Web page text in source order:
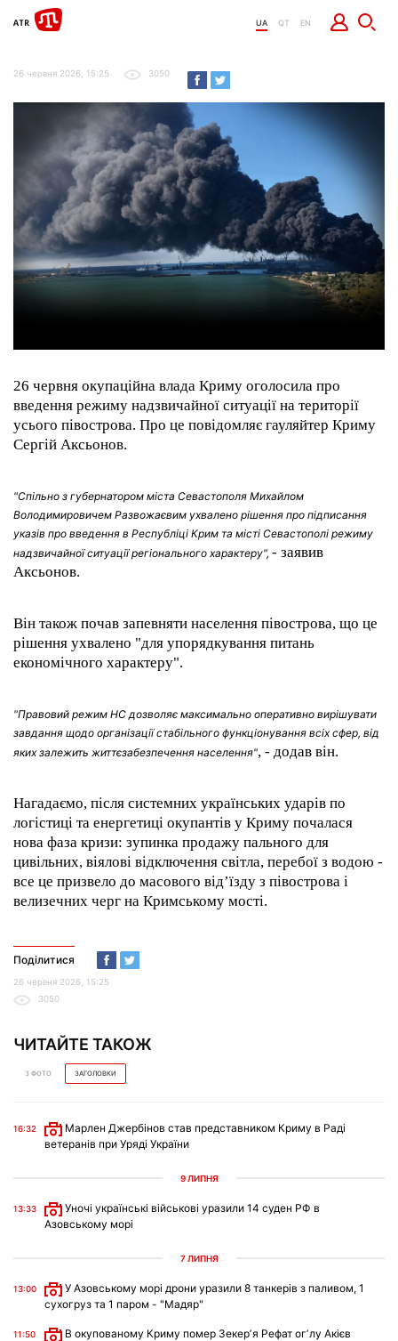
UA QT EN
26 червня 2026, 15:25 3050
26 червня окупаційна влада Криму оголосила про
введення режиму надзвичайної ситуації на території
усього півострова. Про це повідомляє гауляйтер Криму
Сергій Аксьонов.
"Спільно з губернатором міста Севастополя Михайлом
Володимировичем Развожаєвим ухвалено рішення про підписання
указів про введення в Республіці Крим та місті Севастополі режиму
надзвичайної ситуації регіонального характеру", - заявив
Аксьонов.
Він також почав запевняти населення півострова, що це
рішення ухвалено "для упорядкування питань
економічного характеру".
"Правовий режим НС дозволяє максимально оперативно вирішувати
завдання щодо організації стабільного функціонування всіх сфер, від
яких залежить життєзабезпечення населення", - додав він.
Нагадаємо, після системних українських ударів по
логістиці та енергетиці окупантів у Криму почалася
нова фаза кризи: зупинка продажу пального для
цивільних, віялові відключення світла, перебої з водою -
все це призвело до масового від’їзду з півострова і
велизечних черг на Кримському мості.
Поділитися
26 червня 2026, 15:25
3050
ЧИТАЙТЕ ТАКОЖ
З ФОТО ЗАГОЛОВКИ
16:32
Марлен Джербінов став представником Криму в Раді
ветеранів при Уряді України
9 ЛИПНЯ
13:33
Уночі українські військові уразили 14 суден РФ в
Азовському морі
7 ЛИПНЯ
13:00
У Азовському морі дрони уразили 8 танкерів з паливом, 1
сухогруз та 1 паром - "Мадяр"
11:50 В окупованому Криму помер Зекерʼя Рефат огʼлу Акієв